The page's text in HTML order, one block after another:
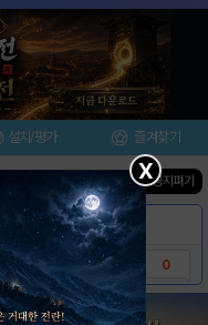
설치/평가 즐겨찾기
진행중인 이벤트1건 ▼ 공지펴기
0
X